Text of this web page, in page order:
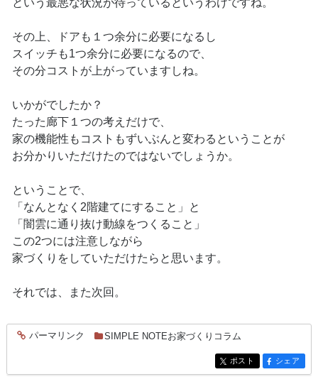
という最悪な状況が待っているというわけですね。
その上、ドアも１つ余分に必要になるし
スイッチも1つ余分に必要になるので、
その分コストが上がっていますしね。
いかがでしたか？
たった廊下１つの考えだけで、
家の機能性もコストもずいぶんと変わるということが
お分かりいただけたのではないでしょうか。
ということで、
「なんとなく2階建てにすること」と
「闇雲に通り抜け動線をつくること」
この2つには注意しながら
家づくりをしていただけたらと思います。
それでは、また次回。
entry530
パーマリンク SIMPLE NOTEお家づくりコラム
entry530
ポスト entry530
シェア